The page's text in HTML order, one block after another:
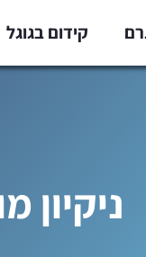
קידום בגוגל
ניקיון